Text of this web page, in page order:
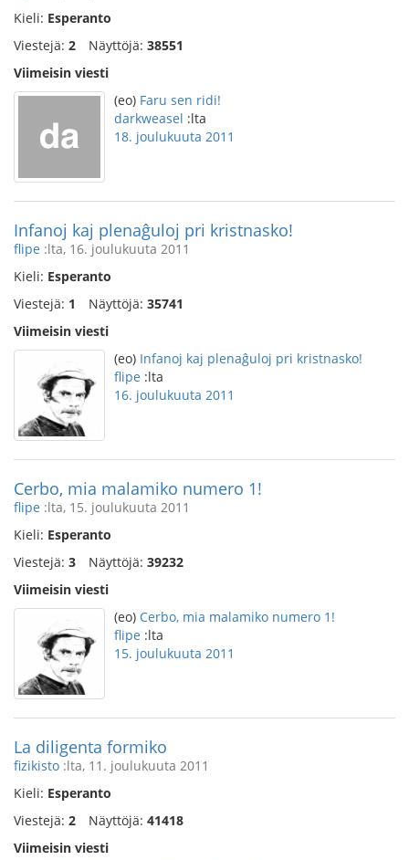
Kieli: Esperanto
Viestejä: 2 Näyttöjä: 38551
Viimeisin viesti
(eo) Faru sen ridi!
darkweasel :lta
18. joulukuuta 2011
Infanoj kaj plenaĝuloj pri kristnasko!
flipe :lta, 16. joulukuuta 2011
Kieli: Esperanto
Viestejä: 1 Näyttöjä: 35741
Viimeisin viesti
(eo) Infanoj kaj plenaĝuloj pri kristnasko!
flipe :lta
16. joulukuuta 2011
Cerbo, mia malamiko numero 1!
flipe :lta, 15. joulukuuta 2011
Kieli: Esperanto
Viestejä: 3 Näyttöjä: 39232
Viimeisin viesti
(eo) Cerbo, mia malamiko numero 1!
flipe :lta
15. joulukuuta 2011
La diligenta formiko
fizikisto :lta, 11. joulukuuta 2011
Kieli: Esperanto
Viestejä: 2 Näyttöjä: 41418
Viimeisin viesti